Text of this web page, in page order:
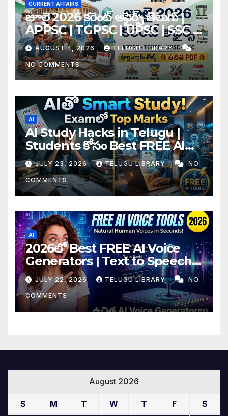
CURRENT AFFAIRS
జూలై 2026 కరెంట్ అఫైర్స్ తెలుగు |
APPSC | TGPSC | UPSC | SSC |
Banking Exam Notes
AUGUST 4, 2026 TELUGU LIBRARY
NO COMMENTS
AI
AI Study Hacks in Telugu |
Students కోసం Best FREE AI
Tools & Smart Study Tips
(2026)
JULY 23, 2026 TELUGU LIBRARY NO
COMMENTS
AI
2026లో Best FREE AI Voice
Generators | Text to Speech
కోసం Top 4 AI Tools
JULY 22, 2026 TELUGU LIBRARY NO
COMMENTS
August 2026
S M T W T F S